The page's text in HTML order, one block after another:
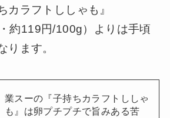
カラフトししゃも』
約119円/100g）よりは手頃
ります。
業スーの『子持ちカラフトししゃ
も』は卵プチプチで旨みある苦